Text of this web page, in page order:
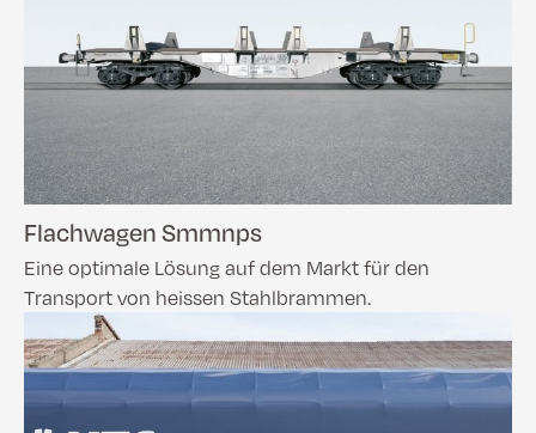
Flachwagen Smmnps
Eine optimale Lösung auf dem Markt für den
Transport von heissen Stahlbrammen.